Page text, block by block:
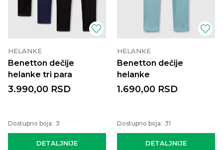
HELANKE
Benetton dečije
helanke tri para
DETALJNIJE
3.990,00 RSD
Dostupno boja: 3
HELANKE
Benetton dečije
helanke
DETALJNIJE
1.690,00 RSD
Dostupno boja: 31